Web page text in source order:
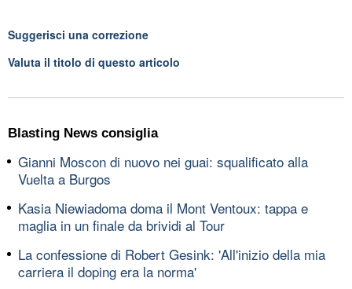
Suggerisci una correzione
Valuta il titolo di questo articolo
Blasting News consiglia
Gianni Moscon di nuovo nei guai: squalificato alla
Vuelta a Burgos
Kasia Niewiadoma doma il Mont Ventoux: tappa e
maglia in un finale da brividi al Tour
La confessione di Robert Gesink: 'All'inizio della mia
carriera il doping era la norma'